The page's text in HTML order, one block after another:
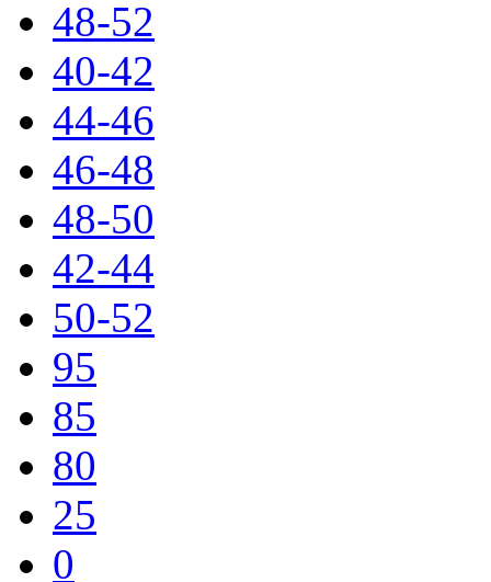
48-52
40-42
44-46
46-48
48-50
42-44
50-52
95
85
80
25
0